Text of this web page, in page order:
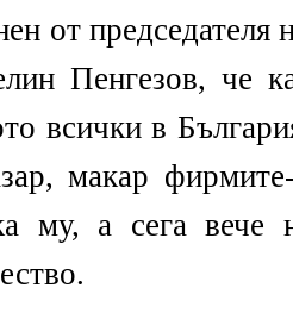
от председателя
Пенгезов, че
всички в
макар
му, а сега вече